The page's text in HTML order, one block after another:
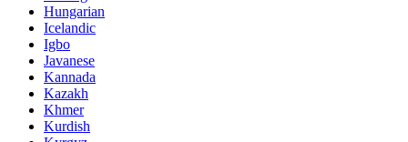
Hungarian
Icelandic
Igbo
Javanese
Kannada
Kazakh
Khmer
Kurdish